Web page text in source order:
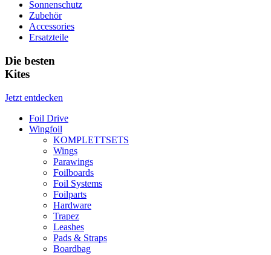
Sonnenschutz
Zubehör
Accessories
Ersatzteile
Die besten
Kites
Jetzt entdecken
Foil Drive
Wingfoil
KOMPLETTSETS
Wings
Parawings
Foilboards
Foil Systems
Foilparts
Hardware
Trapez
Leashes
Pads & Straps
Boardbag